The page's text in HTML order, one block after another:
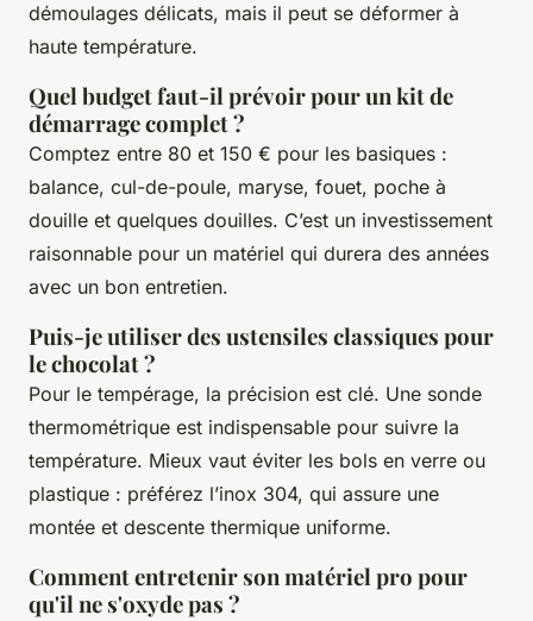
démoulages délicats, mais il peut se déformer à
haute température.
Quel budget faut-il prévoir pour un kit de
démarrage complet ?
Comptez entre 80 et 150 € pour les basiques :
balance, cul-de-poule, maryse, fouet, poche à
douille et quelques douilles. C’est un investissement
raisonnable pour un matériel qui durera des années
avec un bon entretien.
Puis-je utiliser des ustensiles classiques pour
le chocolat ?
Pour le tempérage, la précision est clé. Une sonde
thermométrique est indispensable pour suivre la
température. Mieux vaut éviter les bols en verre ou
plastique : préférez l’inox 304, qui assure une
montée et descente thermique uniforme.
Comment entretenir son matériel pro pour
qu'il ne s'oxyde pas ?